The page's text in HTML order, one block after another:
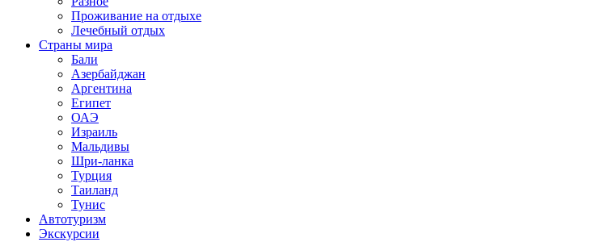
Проживание на отдыхе
Лечебный отдых
Страны мира
Бали
Азербайджан
Аргентина
Египет
ОАЭ
Израиль
Мальдивы
Шри-ланка
Турция
Таиланд
Тунис
Автотуризм
Экскурсии